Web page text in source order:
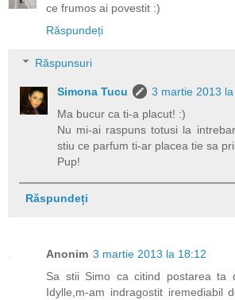
ce frumos ai povestit :)
Răspundeți
Răspunsuri
Simona Tucu
3 martie 2013
Ma bucur ca ti-a placut! :)
Nu mi-ai raspuns totusi la
stiu ce parfum ti-ar placea tie sa
Pup!
Răspundeți
Anonim 3 martie 2013 la 18:12
Sa stii Simo ca citind postarea ta
Idylle,m-am indragostit iremediabil